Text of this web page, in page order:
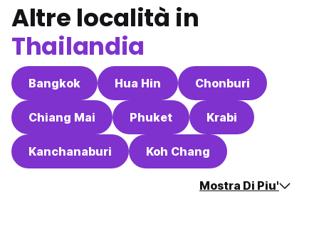
Altre località in
Thailandia
Bangkok Hua Hin Chonburi
Chiang Mai Phuket Krabi
Kanchanaburi Koh Chang
Mostra Di Piu'